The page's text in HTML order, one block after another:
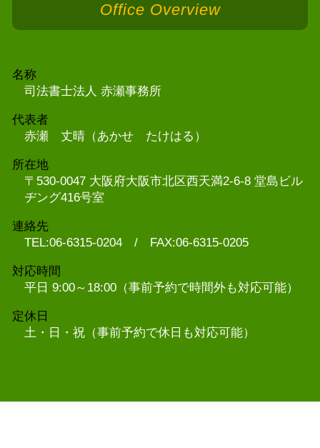
Office Overview
名称
司法書士法人 赤瀬事務所
代表者
赤瀬 丈晴（あかせ たけはる）
所在地
〒530-0047 大阪府大阪市北区西天満2-6-8 堂島ビル
ヂング416号室
連絡先
TEL:06-6315-0204 / FAX:06-6315-0205
対応時間
平日 9:00～18:00（事前予約で時間外も対応可能）
定休日
土・日・祝（事前予約で休日も対応可能）